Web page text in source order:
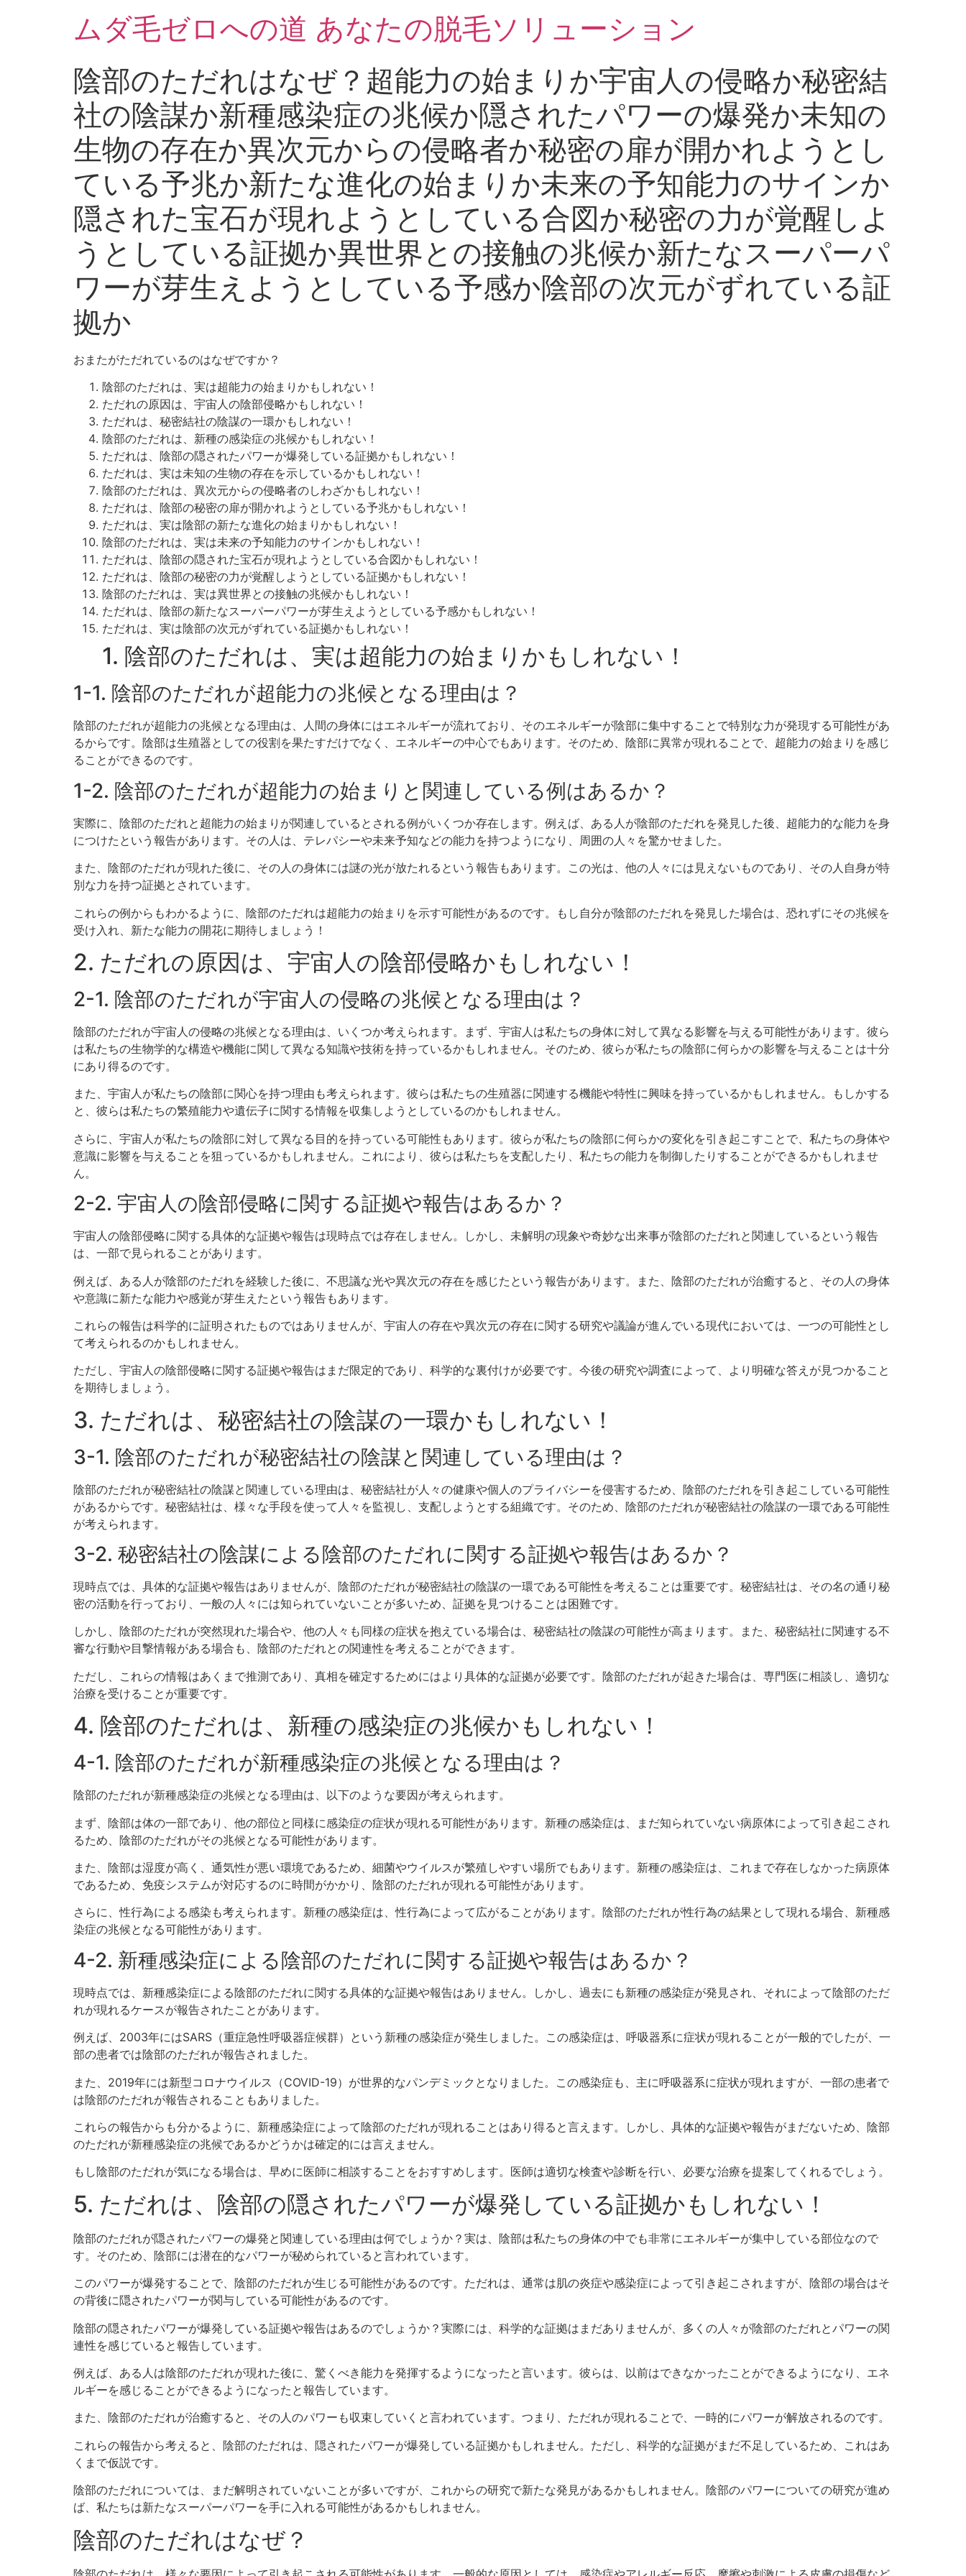
ムダ毛ゼロへの道 あなたの脱毛ソリューション
陰部のただれはなぜ？超能力の始まりか宇宙人の侵略か秘密結
社の陰謀か新種感染症の兆候か隠されたパワーの爆発か未知の
生物の存在か異次元からの侵略者か秘密の扉が開かれようとし
ている予兆か新たな進化の始まりか未来の予知能力のサインか
隠された宝石が現れようとしている合図か秘密の力が覚醒しよ
うとしている証拠か異世界との接触の兆候か新たなスーパーパ
ワーが芽生えようとしている予感か陰部の次元がずれている証
拠か
おまたがただれているのはなぜですか？
陰部のただれは、実は超能力の始まりかもしれない！
ただれの原因は、宇宙人の陰部侵略かもしれない！
ただれは、秘密結社の陰謀の一環かもしれない！
陰部のただれは、新種の感染症の兆候かもしれない！
ただれは、陰部の隠されたパワーが爆発している証拠かもしれない！
ただれは、実は未知の生物の存在を示しているかもしれない！
陰部のただれは、異次元からの侵略者のしわざかもしれない！
ただれは、陰部の秘密の扉が開かれようとしている予兆かもしれない！
ただれは、実は陰部の新たな進化の始まりかもしれない！
陰部のただれは、実は未来の予知能力のサインかもしれない！
ただれは、陰部の隠された宝石が現れようとしている合図かもしれない！
ただれは、陰部の秘密の力が覚醒しようとしている証拠かもしれない！
陰部のただれは、実は異世界との接触の兆候かもしれない！
ただれは、陰部の新たなスーパーパワーが芽生えようとしている予感かもしれない！
ただれは、実は陰部の次元がずれている証拠かもしれない！
1. 陰部のただれは、実は超能力の始まりかもしれない！
1-1. 陰部のただれが超能力の兆候となる理由は？
陰部のただれが超能力の兆候となる理由は、人間の身体にはエネルギーが流れており、そのエネルギーが陰部に集中することで特別な力が発現する可能性があ
るからです。陰部は生殖器としての役割を果たすだけでなく、エネルギーの中心でもあります。そのため、陰部に異常が現れることで、超能力の始まりを感じ
ることができるのです。
1-2. 陰部のただれが超能力の始まりと関連している例はあるか？
実際に、陰部のただれと超能力の始まりが関連しているとされる例がいくつか存在します。例えば、ある人が陰部のただれを発見した後、超能力的な能力を身
につけたという報告があります。その人は、テレパシーや未来予知などの能力を持つようになり、周囲の人々を驚かせました。
また、陰部のただれが現れた後に、その人の身体には謎の光が放たれるという報告もあります。この光は、他の人々には見えないものであり、その人自身が特
別な力を持つ証拠とされています。
これらの例からもわかるように、陰部のただれは超能力の始まりを示す可能性があるのです。もし自分が陰部のただれを発見した場合は、恐れずにその兆候を
受け入れ、新たな能力の開花に期待しましょう！
2. ただれの原因は、宇宙人の陰部侵略かもしれない！
2-1. 陰部のただれが宇宙人の侵略の兆候となる理由は？
陰部のただれが宇宙人の侵略の兆候となる理由は、いくつか考えられます。まず、宇宙人は私たちの身体に対して異なる影響を与える可能性があります。彼ら
は私たちの生物学的な構造や機能に関して異なる知識や技術を持っているかもしれません。そのため、彼らが私たちの陰部に何らかの影響を与えることは十分
にあり得るのです。
また、宇宙人が私たちの陰部に関心を持つ理由も考えられます。彼らは私たちの生殖器に関連する機能や特性に興味を持っているかもしれません。もしかする
と、彼らは私たちの繁殖能力や遺伝子に関する情報を収集しようとしているのかもしれません。
さらに、宇宙人が私たちの陰部に対して異なる目的を持っている可能性もあります。彼らが私たちの陰部に何らかの変化を引き起こすことで、私たちの身体や
意識に影響を与えることを狙っているかもしれません。これにより、彼らは私たちを支配したり、私たちの能力を制御したりすることができるかもしれませ
ん。
2-2. 宇宙人の陰部侵略に関する証拠や報告はあるか？
宇宙人の陰部侵略に関する具体的な証拠や報告は現時点では存在しません。しかし、未解明の現象や奇妙な出来事が陰部のただれと関連しているという報告
は、一部で見られることがあります。
例えば、ある人が陰部のただれを経験した後に、不思議な光や異次元の存在を感じたという報告があります。また、陰部のただれが治癒すると、その人の身体
や意識に新たな能力や感覚が芽生えたという報告もあります。
これらの報告は科学的に証明されたものではありませんが、宇宙人の存在や異次元の存在に関する研究や議論が進んでいる現代においては、一つの可能性とし
て考えられるのかもしれません。
ただし、宇宙人の陰部侵略に関する証拠や報告はまだ限定的であり、科学的な裏付けが必要です。今後の研究や調査によって、より明確な答えが見つかること
を期待しましょう。
3. ただれは、秘密結社の陰謀の一環かもしれない！
3-1. 陰部のただれが秘密結社の陰謀と関連している理由は？
陰部のただれが秘密結社の陰謀と関連している理由は、秘密結社が人々の健康や個人のプライバシーを侵害するため、陰部のただれを引き起こしている可能性
があるからです。秘密結社は、様々な手段を使って人々を監視し、支配しようとする組織です。そのため、陰部のただれが秘密結社の陰謀の一環である可能性
が考えられます。
3-2. 秘密結社の陰謀による陰部のただれに関する証拠や報告はあるか？
現時点では、具体的な証拠や報告はありませんが、陰部のただれが秘密結社の陰謀の一環である可能性を考えることは重要です。秘密結社は、その名の通り秘
密の活動を行っており、一般の人々には知られていないことが多いため、証拠を見つけることは困難です。
しかし、陰部のただれが突然現れた場合や、他の人々も同様の症状を抱えている場合は、秘密結社の陰謀の可能性が高まります。また、秘密結社に関連する不
審な行動や目撃情報がある場合も、陰部のただれとの関連性を考えることができます。
ただし、これらの情報はあくまで推測であり、真相を確定するためにはより具体的な証拠が必要です。陰部のただれが起きた場合は、専門医に相談し、適切な
治療を受けることが重要です。
4. 陰部のただれは、新種の感染症の兆候かもしれない！
4-1. 陰部のただれが新種感染症の兆候となる理由は？
陰部のただれが新種感染症の兆候となる理由は、以下のような要因が考えられます。
まず、陰部は体の一部であり、他の部位と同様に感染症の症状が現れる可能性があります。新種の感染症は、まだ知られていない病原体によって引き起こされ
るため、陰部のただれがその兆候となる可能性があります。
また、陰部は湿度が高く、通気性が悪い環境であるため、細菌やウイルスが繁殖しやすい場所でもあります。新種の感染症は、これまで存在しなかった病原体
であるため、免疫システムが対応するのに時間がかかり、陰部のただれが現れる可能性があります。
さらに、性行為による感染も考えられます。新種の感染症は、性行為によって広がることがあります。陰部のただれが性行為の結果として現れる場合、新種感
染症の兆候となる可能性があります。
4-2. 新種感染症による陰部のただれに関する証拠や報告はあるか？
現時点では、新種感染症による陰部のただれに関する具体的な証拠や報告はありません。しかし、過去にも新種の感染症が発見され、それによって陰部のただ
れが現れるケースが報告されたことがあります。
例えば、2003年にはSARS（重症急性呼吸器症候群）という新種の感染症が発生しました。この感染症は、呼吸器系に症状が現れることが一般的でしたが、一
部の患者では陰部のただれが報告されました。
また、2019年には新型コロナウイルス（COVID-19）が世界的なパンデミックとなりました。この感染症も、主に呼吸器系に症状が現れますが、一部の患者で
は陰部のただれが報告されることもありました。
これらの報告からも分かるように、新種感染症によって陰部のただれが現れることはあり得ると言えます。しかし、具体的な証拠や報告がまだないため、陰部
のただれが新種感染症の兆候であるかどうかは確定的には言えません。
もし陰部のただれが気になる場合は、早めに医師に相談することをおすすめします。医師は適切な検査や診断を行い、必要な治療を提案してくれるでしょう。
5. ただれは、陰部の隠されたパワーが爆発している証拠かもしれない！
陰部のただれが隠されたパワーの爆発と関連している理由は何でしょうか？実は、陰部は私たちの身体の中でも非常にエネルギーが集中している部位なので
す。そのため、陰部には潜在的なパワーが秘められていると言われています。
このパワーが爆発することで、陰部のただれが生じる可能性があるのです。ただれは、通常は肌の炎症や感染症によって引き起こされますが、陰部の場合はそ
の背後に隠されたパワーが関与している可能性があるのです。
陰部の隠されたパワーが爆発している証拠や報告はあるのでしょうか？実際には、科学的な証拠はまだありませんが、多くの人々が陰部のただれとパワーの関
連性を感じていると報告しています。
例えば、ある人は陰部のただれが現れた後に、驚くべき能力を発揮するようになったと言います。彼らは、以前はできなかったことができるようになり、エネ
ルギーを感じることができるようになったと報告しています。
また、陰部のただれが治癒すると、その人のパワーも収束していくと言われています。つまり、ただれが現れることで、一時的にパワーが解放されるのです。
これらの報告から考えると、陰部のただれは、隠されたパワーが爆発している証拠かもしれません。ただし、科学的な証拠がまだ不足しているため、これはあ
くまで仮説です。
陰部のただれについては、まだ解明されていないことが多いですが、これからの研究で新たな発見があるかもしれません。陰部のパワーについての研究が進め
ば、私たちは新たなスーパーパワーを手に入れる可能性があるかもしれません。
陰部のただれはなぜ？